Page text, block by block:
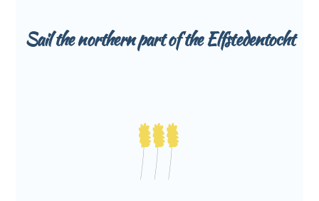
Sail the northern part of the Elfstedentocht